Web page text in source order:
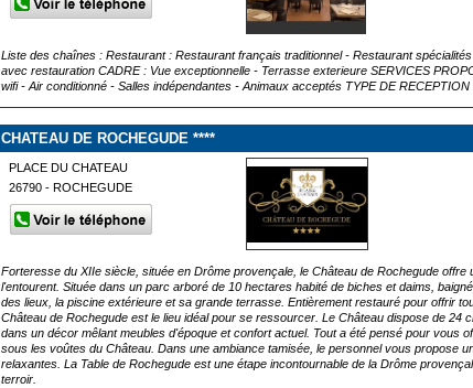
Liste des chaînes : Restaurant : Restaurant français traditionnel - Restaurant
avec restauration CADRE : Vue exceptionnelle - Terrasse exterieure SERVICES
wifi - Air conditionné - Salles indépendantes - Animaux acceptés TYPE DE RECEPTION
CHATEAU DE ROCHEGUDE ****
PLACE DU CHATEAU
26790 - ROCHEGUDE
Forteresse du XIIe siècle, située en Drôme provençale, le Château de Rochegude
l'entourent. Située dans un parc arboré de 10 hectares habité de biches et daims,
des lieux, la piscine extérieure et sa grande terrasse. Entièrement restauré pour offrir
Château de Rochegude est le lieu idéal pour se ressourcer. Le Château dispose de 24
dans un décor mêlant meubles d'époque et confort actuel. Tout a été pensé pour vous
sous les voûtes du Château. Dans une ambiance tamisée, le personnel vous propose
relaxantes. La Table de Rochegude est une étape incontournable de la Drôme
terroir.